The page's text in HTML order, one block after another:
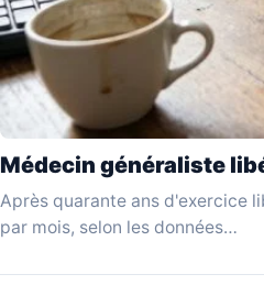
Médecin généraliste
Après quarante ans d'exercice
par mois, selon les données…